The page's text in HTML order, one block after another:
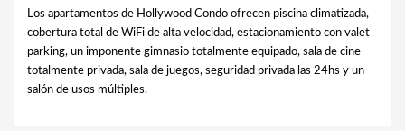
Los apartamentos de Hollywood Condo ofrecen piscina climatizada,
cobertura total de WiFi de alta velocidad, estacionamiento con valet
parking, un imponente gimnasio totalmente equipado, sala de cine
totalmente privada, sala de juegos, seguridad privada las 24hs y un
salón de usos múltiples.